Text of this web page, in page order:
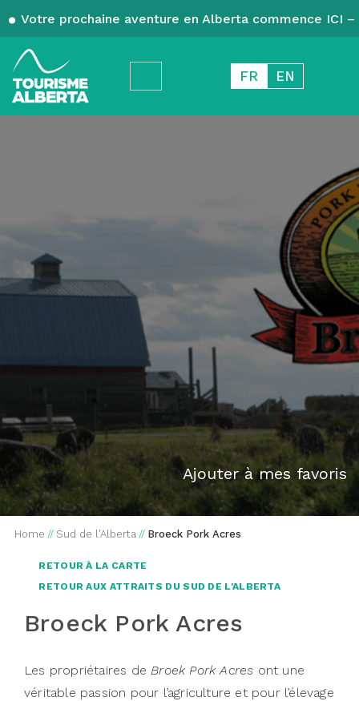
Votre prochaine aventure en Alberta commence ICI
FR EN
Ajouter à mes favoris
Home // Sud de l'Alberta // Broeck Pork Acres
RETOUR À LA CARTE
RETOUR AUX ATTRAITS DU SUD DE L'ALBERTA
Broeck Pork Acres
Les propriétaires deBroek Pork Acres ont une
véritable passion pour l’agriculture et pour l’élevage